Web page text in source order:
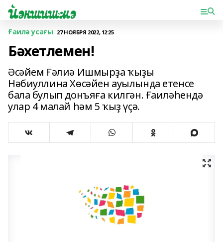
Ғаилә усағы 27 НОЯБРЯ 2022, 12:25
Бәхетлемен!
Әсәйем Ғәлиә Ишмырҙа ҡыҙы
Нәбиуллина Хөсәйен ауылында етенсе
бала булып донъяға килгән. Ғаиләһендә
улар 4 малай һәм 5 ҡыҙ үҫә.